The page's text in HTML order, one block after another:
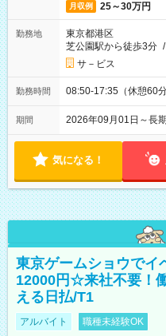
月収例 25～30万円
勤務地
東京都港区
芝公園駅から徒歩3分 /
サ－ビス
勤務時間 08:50-17:35（休憩60
期間 2026年09月01日～
気になる！
東京ゲームショウで
12000円☆来社不要！
える日払/T1
アルバイト 職種未経験OK